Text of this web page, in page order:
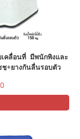
เคลื่อนที่ มีพนักพิงและ
ชู+ยางกันลื่นรอบตัว
price
฿3,490.00. has